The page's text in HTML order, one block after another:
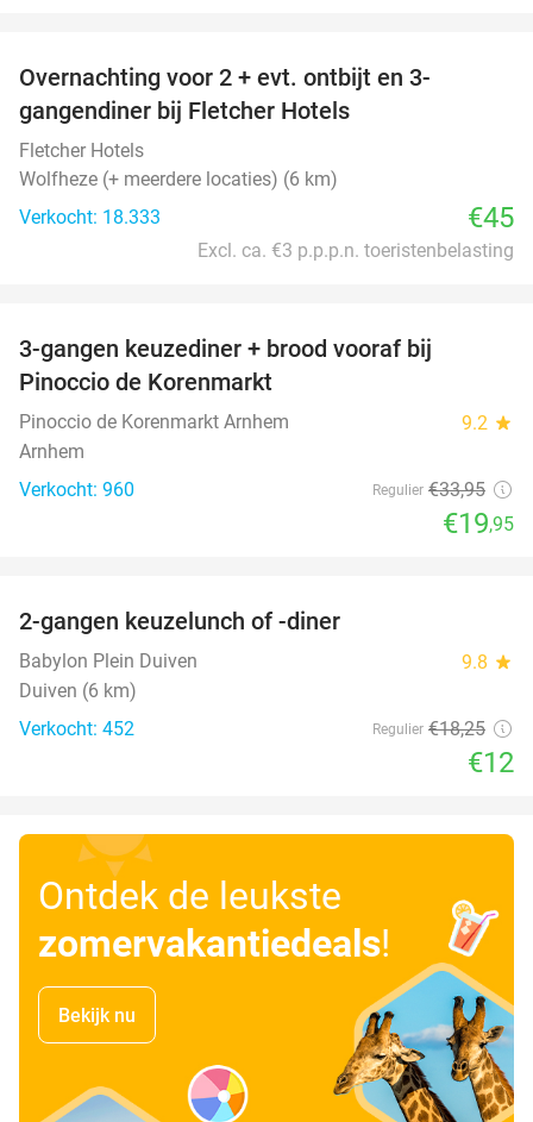
Overnachting voor 2 + evt. ontbijt en 3-
gangendiner bij Fletcher Hotels
Fletcher Hotels
Wolfheze (+ meerdere locaties) (6 km)
Verkocht: 18.333
€45
Excl. ca. €3 p.p.p.n. toeristenbelasting
3-gangen keuzediner + brood vooraf bij
Pinoccio de Korenmarkt
Pinoccio de Korenmarkt Arnhem 9.2 star
Arnhem
Verkocht: 960
Regulier €33,95
€19,95
2-gangen keuzelunch of -diner
Babylon Plein Duiven 9.8 star
Duiven (6 km)
Verkocht: 452
Regulier €18,25
€12
Ontdek de leukste
zomervakantiedeals!
Bekijk nu